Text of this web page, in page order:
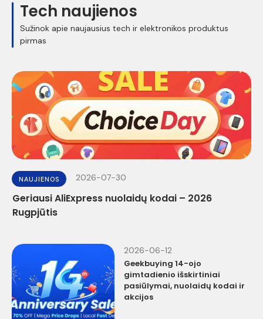
Tech naujienos
Sužinok apie naujausius tech ir elektronikos produktus
pirmas
NAUJIENOS 2026-07-30
Geriausi AliExpress nuolaidų kodai – 2026
Rugpjūtis
2026-06-12
Geekbuying 14-ojo
gimtadienio išskirtiniai
pasiūlymai, nuolaidų kodai ir
akcijos